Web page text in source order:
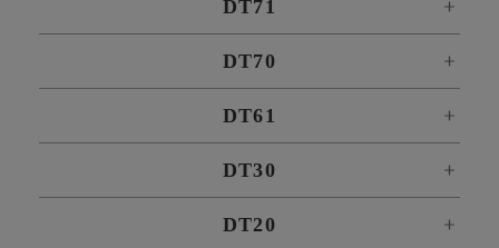
DT71
DT70
DT61
DT30
DT20